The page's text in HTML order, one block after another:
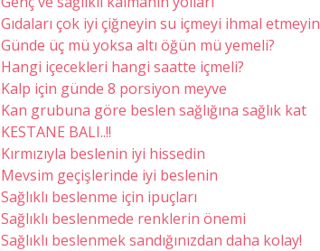
Gıdaları çok iyi çiğneyin su içmeyi ihmal etmeyin
Günde üç mü yoksa altı öğün mü yemeli?
Hangi içecekleri hangi saatte içmeli?
Kalp için günde 8 porsiyon meyve
Kan grubuna göre beslen sağlığına sağlık kat
KESTANE BALI..!!
Kırmızıyla beslenin iyi hissedin
Mevsim geçişlerinde iyi beslenin
Sağlıklı beslenme için ipuçları
Sağlıklı beslenmede renklerin önemi
Sağlıklı beslenmek sandığınızdan daha kolay!